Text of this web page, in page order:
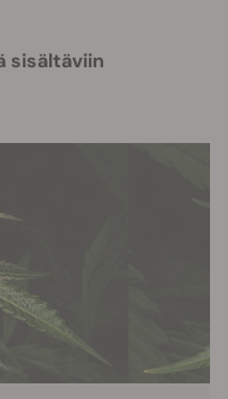
sisältäviin